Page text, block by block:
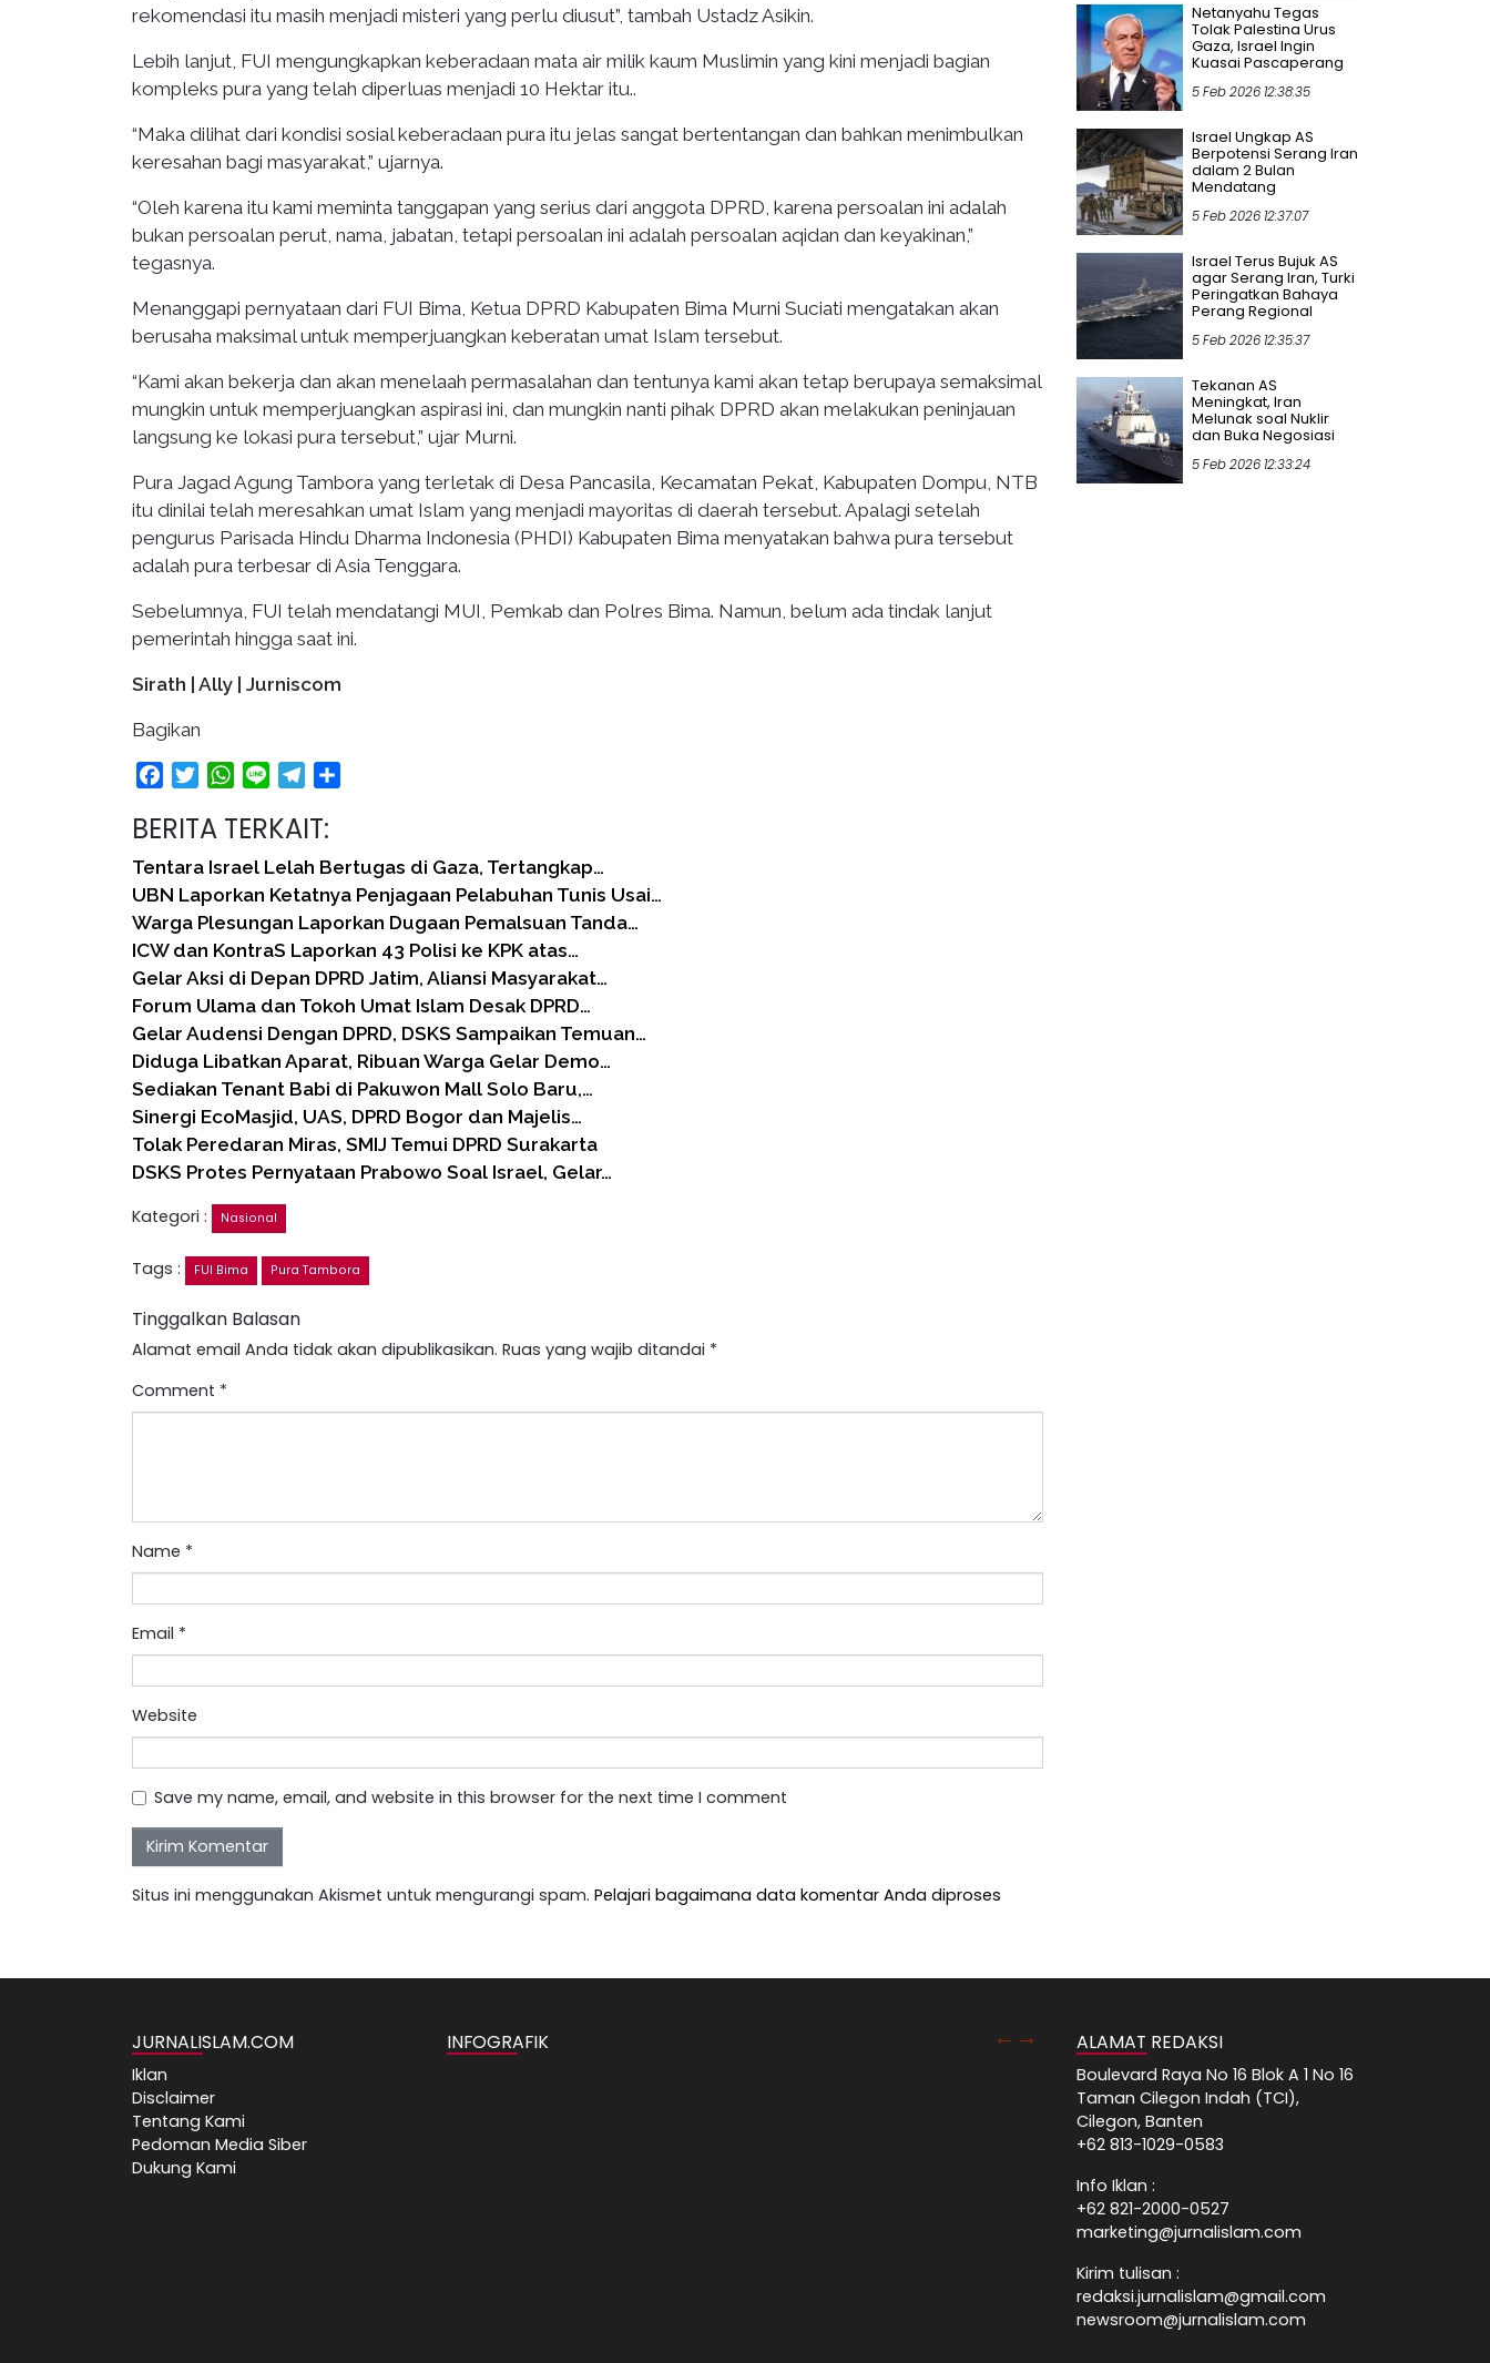
rekomendasi itu masih menjadi misteri yang perlu diusut”, tambah Ustadz Asikin.
Lebih lanjut, FUI mengungkapkan keberadaan mata air milik kaum Muslimin yang kini menjadi bagian
kompleks pura yang telah diperluas menjadi 10 Hektar itu..
“Maka dilihat dari kondisi sosial keberadaan pura itu jelas sangat bertentangan dan bahkan menimbulkan
keresahan bagi masyarakat,” ujarnya.
“Oleh karena itu kami meminta tanggapan yang serius dari anggota DPRD, karena persoalan ini adalah
bukan persoalan perut, nama, jabatan, tetapi persoalan ini adalah persoalan aqidan dan keyakinan,”
tegasnya.
Menanggapi pernyataan dari FUI Bima, Ketua DPRD Kabupaten Bima Murni Suciati mengatakan akan
berusaha maksimal untuk memperjuangkan keberatan umat Islam tersebut.
“Kami akan bekerja dan akan menelaah permasalahan dan tentunya kami akan tetap berupaya semaksimal
mungkin untuk memperjuangkan aspirasi ini, dan mungkin nanti pihak DPRD akan melakukan peninjauan
langsung ke lokasi pura tersebut,” ujar Murni.
Pura Jagad Agung Tambora yang terletak di Desa Pancasila, Kecamatan Pekat, Kabupaten Dompu, NTB
itu dinilai telah meresahkan umat Islam yang menjadi mayoritas di daerah tersebut. Apalagi setelah
pengurus Parisada Hindu Dharma Indonesia (PHDI) Kabupaten Bima menyatakan bahwa pura tersebut
adalah pura terbesar di Asia Tenggara.
Sebelumnya, FUI telah mendatangi MUI, Pemkab dan Polres Bima. Namun, belum ada tindak lanjut
pemerintah hingga saat ini.
Sirath | Ally | Jurniscom
Bagikan
FacebookTwitterWhatsApp
Line Telegram
BERITA TERKAIT:
Tentara Israel Lelah Bertugas di Gaza, Tertangkap…
UBN Laporkan Ketatnya Penjagaan Pelabuhan Tunis Usai…
Warga Plesungan Laporkan Dugaan Pemalsuan Tanda…
ICW dan KontraS Laporkan 43 Polisi ke KPK atas…
Gelar Aksi di Depan DPRD Jatim, Aliansi Masyarakat…
Forum Ulama dan Tokoh Umat Islam Desak DPRD…
Gelar Audensi Dengan DPRD, DSKS Sampaikan Temuan…
Diduga Libatkan Aparat, Ribuan Warga Gelar Demo…
Sediakan Tenant Babi di Pakuwon Mall Solo Baru,…
Sinergi EcoMasjid, UAS, DPRD Bogor dan Majelis…
Tolak Peredaran Miras, SMIJ Temui DPRD Surakarta
DSKS Protes Pernyataan Prabowo Soal Israel, Gelar…
Kategori :
Nasional
Tags : FUI Bima Pura Tambora
Tinggalkan Balasan
Alamat email Anda tidak akan dipublikasikan. Ruas yang wajib ditandai *
Comment *
Name *
Email *
Website
Save my name, email, and website in this browser for the next time I comment
Situs ini menggunakan Akismet untuk mengurangi spam. Pelajari bagaimana data komentar Anda diproses
Netanyahu Tegas
Tolak Palestina Urus
Gaza, Israel Ingin
Kuasai Pascaperang
5 Feb 2026 12:38:35
Israel Ungkap AS
Berpotensi Serang Iran
dalam 2 Bulan
Mendatang
5 Feb 2026 12:37:07
Israel Terus Bujuk AS
agar Serang Iran, Turki
Peringatkan Bahaya
Perang Regional
5 Feb 2026 12:35:37
Tekanan AS
Meningkat, Iran
Melunak soal Nuklir
dan Buka Negosiasi
5 Feb 2026 12:33:24
JURNALISLAM.COM
Iklan
Disclaimer
Tentang Kami
Pedoman Media Siber
Dukung Kami
INFOGRAFIK ALAMAT REDAKSI
Boulevard Raya No 16 Blok A 1 No 16
Taman Cilegon Indah (TCI),
Cilegon, Banten
+62 813-1029-0583
Info Iklan :
+62 821-2000-0527
marketing@jurnalislam.com
Kirim tulisan :
redaksi.jurnalislam@gmail.com
newsroom@jurnalislam.com